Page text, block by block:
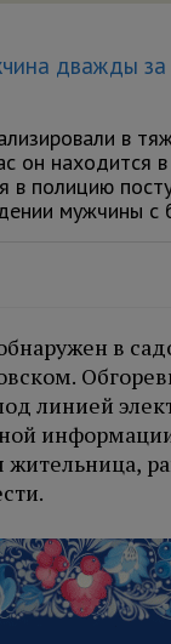
дважды за
в
он находится
в полицию
мужчины с
в
линией
жительница,